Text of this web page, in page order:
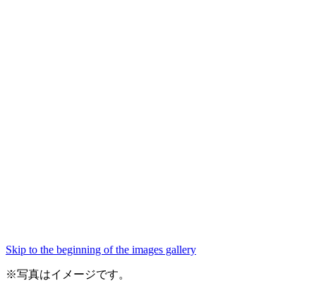
Skip to the beginning of the images gallery
※写真はイメージです。